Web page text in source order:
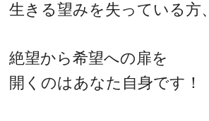
生きる望みを失っている方、
絶望から希望への扉を
開くのはあなた自身です！